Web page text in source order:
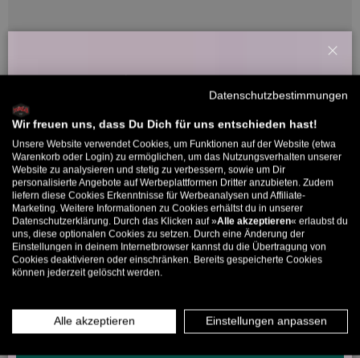
Kundenbewertungen
Sei der Erste, der eine Bewertung schreibt
5314 Bewertungen
5314 266
Verifiziert von
Willkommensbonus
Willkommens-Rabattcode direkt per Mail zugeschickt.
Bis zu 11% Rabatt auf deine erste Bestellung. Aufgepasst: Du
kannst nur 1x wählen! 🤫
5% ab €80 9% ab €100 11% ab €150 🔥
E-Mail
MÄNNER
INFOS ÜBER WHATSAPP? KEIN PROBLEM!
KLICK HIER UND SCHICKE UNS DIE VORGESCHRIEBENE NACHRICHT,
Datenschutzbestimmungen
Wir freuen uns, dass Du Dich für uns entschieden hast!
Unsere Website verwendet Cookies, um Funktionen auf der Website (etwa
Warenkorb oder Login) zu ermöglichen, um das Nutzungsverhalten unserer
Website zu analysieren und stetig zu verbessern, sowie um Dir
personalisierte Angebote auf Werbeplattformen Dritter anzubieten. Zudem
liefern diese Cookies Erkenntnisse für Werbeanalysen und Affiliate-
Marketing. Weitere Informationen zu Cookies erhältst du in unserer
Datenschutzerklärung. Durch das Klicken auf »Alle akzeptieren« erlaubst du
uns, diese optionalen Cookies zu setzen. Durch eine Änderung der
Einstellungen in deinem Internetbrowser kannst du die Übertragung von
Cookies deaktivieren oder einschränken. Bereits gespeicherte Cookies
können jederzeit gelöscht werden.
Alle akzeptieren Einstellungen anpassen